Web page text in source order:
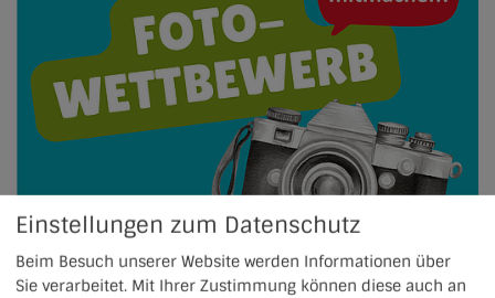
Fotowettbewerb 2026 der ILE Jura-
Rothsee - Mach mit!
Einstellungen zum Datenschutz
Beim Besuch unserer Website werden Informationen über
Sie verarbeitet. Mit Ihrer Zustimmung können diese auch an